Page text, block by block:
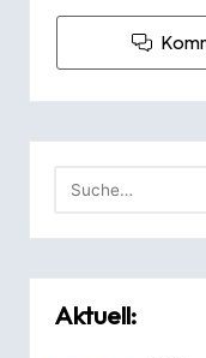
Aktuell: